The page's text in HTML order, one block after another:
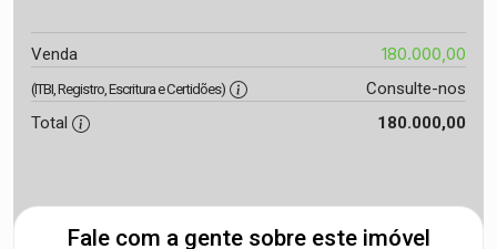
Venda 180.000,00
(ITBI, Registro, Escritura e Certidões)
Consulte-nos
Total
180.000,00
Fale com a gente sobre este imóvel